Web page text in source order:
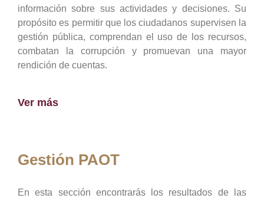
información sobre sus actividades y decisiones. Su
propósito es permitir que los ciudadanos supervisen la
gestión pública, comprendan el uso de los recursos,
combatan la corrupción y promuevan una mayor
rendición de cuentas.
Ver más
Gestión PAOT
En esta sección encontrarás los resultados de las